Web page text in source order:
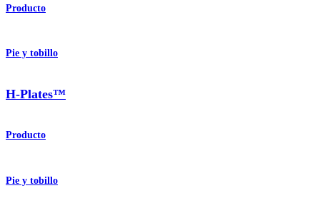
Producto
Pie y tobillo
H-Plates™
Producto
Pie y tobillo